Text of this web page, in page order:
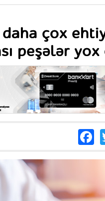
daha çox
peşələr